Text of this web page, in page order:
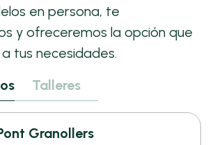
en persona, te
y ofreceremos la opción que
tus necesidades.
Talleres
Granollers